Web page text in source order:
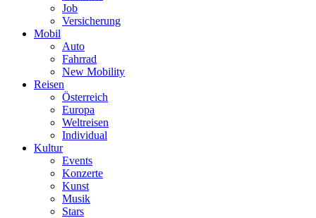
Job
Versicherung
Mobil
Auto
Fahrrad
New Mobility
Reisen
Österreich
Europa
Weltreisen
Individual
Kultur
Events
Konzerte
Kunst
Musik
Stars